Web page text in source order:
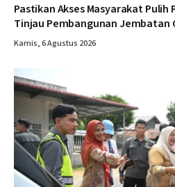
Pastikan Akses Masyarakat Pulih
Tinjau Pembangunan Jembatan
Kamis, 6 Agustus 2026